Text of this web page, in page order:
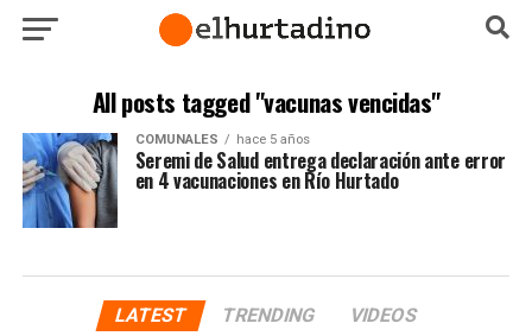
All posts tagged "vacunas vencidas"
COMUNALES hace 5 años
Seremi de Salud entrega declaración ante error
en 4 vacunaciones en Río Hurtado
LATEST TRENDING VIDEOS